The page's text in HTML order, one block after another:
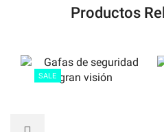
Productos
SALE